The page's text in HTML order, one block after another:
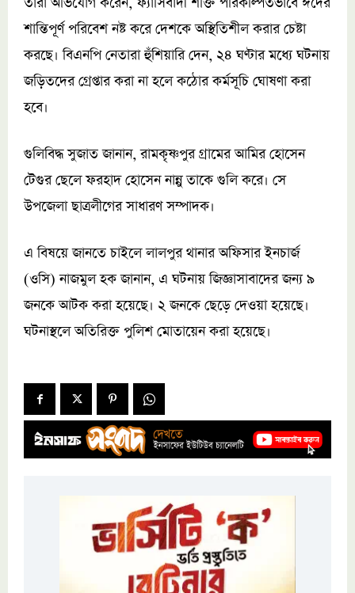
শান্তিপূর্ণ পরিবেশ নষ্ট করে দেশকে অস্থিতিশীল করার চেষ্টা
করছে। বিএনপি নেতারা হুঁশিয়ারি দেন, ২৪ ঘণ্টার মধ্যে ঘটনায়
জড়িতদের গ্রেপ্তার করা না হলে কঠোর কর্মসূচি ঘোষণা করা
হবে।
গুলিবিদ্ধ সুজাত জানান, রামকৃষ্ণপুর গ্রামের আমির হোসেন
টেগুর ছেলে ফরহাদ হোসেন নান্নু তাকে গুলি করে। সে
উপজেলা ছাত্রলীগের সাধারণ সম্পাদক।
এ বিষয়ে জানতে চাইলে লালপুর থানার অফিসার ইনচার্জ
(ওসি) নাজমুল হক জানান, এ ঘটনায় জিজ্ঞাসাবাদের জন্য ৯
জনকে আটক করা হয়েছে। ২ জনকে ছেড়ে দেওয়া হয়েছে।
ঘটনাস্থলে অতিরিক্ত পুলিশ মোতায়েন করা হয়েছে।